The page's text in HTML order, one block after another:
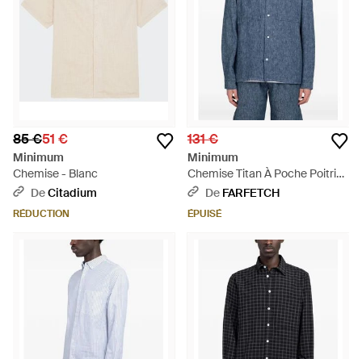
85 €51 €
Minimum
Chemise - Blanc
DeCitadium
RÉDUCTION
131 €
Minimum
Chemise Titan À Poche Poitrine
- Bleu
De FARFETCH
ÉPUISÉ